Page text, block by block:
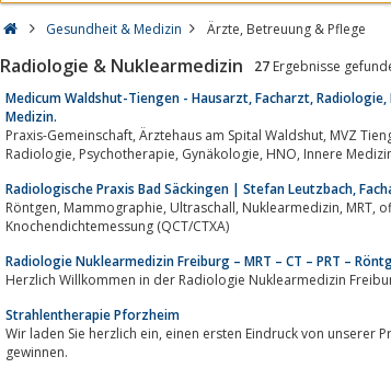
Gesundheit & Medizin Ärzte, Betreuung & Pflege
Radiologie & Nuklearmedizin 27 Ergebnisse
Medicum Waldshut-Tiengen - Hausarzt, Facharzt,
Medizin.
Praxis-Gemeinschaft, Ärztehaus am Spital Waldshut, MVZ Tiengen. Ganzheitliche ärztliche Versorgung für alle Krankenkassen.
Radiologie, Psychotherapie, Gynäkologie, HNO, Innere
Radiologische Praxis Bad Säckingen | Stefan Leutzbach,
Röntgen, Mammographie, Ultraschall, Nuklearmedizin, MRT, offener MRT Computertomographie (CT),
Knochendichtemessung (QCT/CTXA)
Radiologie Nuklearmedizin Freiburg – MRT – CT – PRT –
Herzlich Willkommen in der Radiologie Nuklearmedizin
Strahlentherapie Pforzheim
Wir laden Sie herzlich ein, einen ersten Eindruck von unserer Praxis für Strahlentherapie und Schmerztherapie in Pforzheim zu
gewinnen.